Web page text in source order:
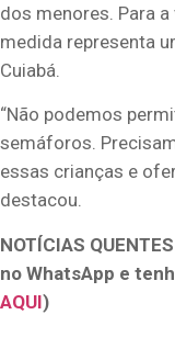
dos menores. Para
medida representa
Cuiabá.
“Não podemos
semáforos.
essas crianças e
destacou.
NOTÍCIAS
no WhatsApp e
AQUI)